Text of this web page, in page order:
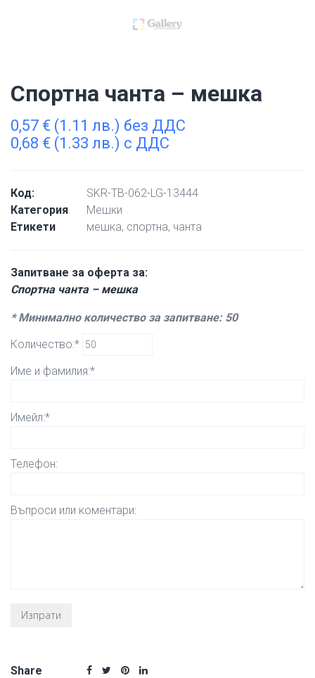
Спортна чанта – мешка
0,57 € (1.11 лв.) без ДДС
0,68 € (1.33 лв.) с ДДС
Код:
SKR-TB-062-LG-13444
Категория
Мешки
Етикети
мешка, спортна, чанта
Запитване за оферта за:
Спортна чанта – мешка
* Минимално количество за запитване: 50
Количество:*
Име и фамилия:*
Имейл:*
Телефон:
Въпроси или коментари:
Share